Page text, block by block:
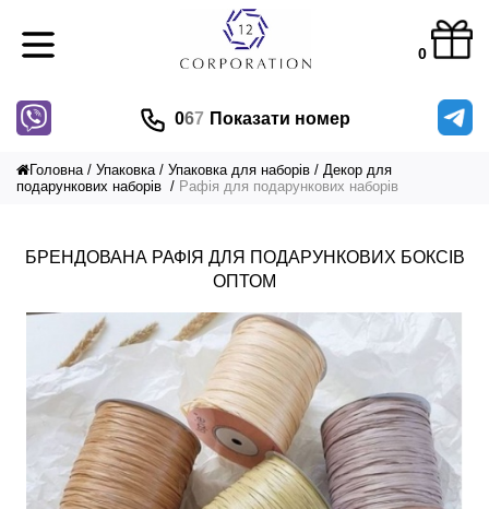
0
067 Показати номер
Головна Упаковка Упаковка для наборів
Декор для
подарункових наборів
Рафія для подарункових наборів
БРЕНДОВАНА РАФІЯ ДЛЯ ПОДАРУНКОВИХ БОКСІВ
ОПТОМ